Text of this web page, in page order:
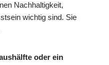
Nachhaltigkeit,
wichtig sind. Sie
oder ein